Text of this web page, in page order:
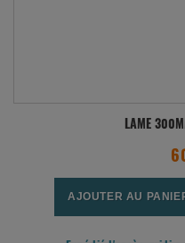
LAME
AJOUTER AU